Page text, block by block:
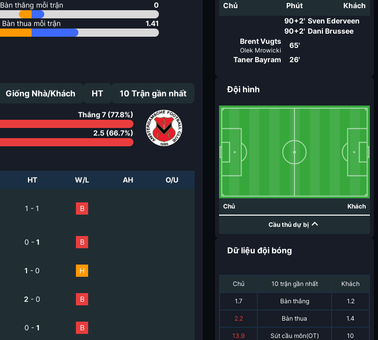
Bàn thắng mỗi trận 0
Bàn thua mỗi trận 1.41
Giống Nhà/Khách HT 10 Trận gần nhất
Thắng 7 (77.8%)
2.5 (66.7%)
HT W/L AH O/U
1 - 1 B
0 - 1 B
1 - 0 H
2 - 0 B
0 - 1 B
Chủ Phút
Khách
90+2' Sven Ederveen
90+2' Dani Brussee
Brent Vugts
Olek Mrowicki
65'
Taner Bayram
26'
Đội hình
Chủ Khách
Cầu thủ dự bị
Dữ liệu đội bóng
Chủ 10 trận gần nhất Khách
1.7 Bàn thắng 1.2
2.2 Bàn thua 1.4
13.9 Sút cầu môn(OT) 10